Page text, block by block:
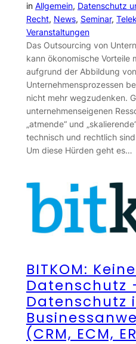
in Allgemein, Datenschutz
Recht, News, Seminar,
Veranstaltungen
Das Outsourcing von
kann ökonomische Vorteile
aufgrund der Abbildung
Unternehmensprozessen
nicht mehr wegzudenken.
unternehmenseigenen
„atmende“ und
technisch und rechtlich
Um diese Hürden geht es…
BITKOM:
Datenschutz
Datenschutz
(CRM, ECM,